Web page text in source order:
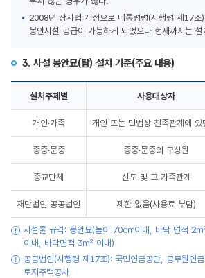
2008년 장사법 개정으로 대통령령(시행령 제17조
봉안시설 공급이 가능하게 되었으나 현재까지는
3. 사설 봉안묘(탑) 설치 기준(주요 내용)
사설 봉안묘(탑) 설치 기준(주요 내용)
설치주제별 사용대상자
개인·가족 개인 또는 민법상 친족관계에 있
종중·문중 종중·문중의 구성원
종교단체 신도 및 그 가족관계
재단법인 공공법인 제한 없음(사용료 부담)
시설물 규격: 봉안묘(높이 70㎝이내, 바닥 면적 2
이내, 바닥면적 3㎡ 이내)
공공법인(시행령 제17조): 국민연금공단, 공무원연
토지주택공사